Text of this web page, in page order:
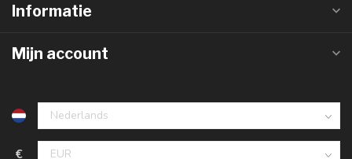
Informatie
Mijn account
€